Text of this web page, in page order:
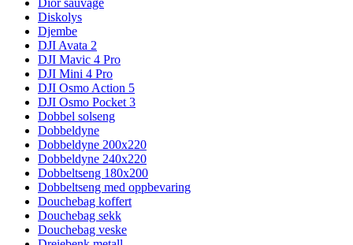
Dior sauvage
Diskolys
Djembe
DJI Avata 2
DJI Mavic 4 Pro
DJI Mini 4 Pro
DJI Osmo Action 5
DJI Osmo Pocket 3
Dobbel solseng
Dobbeldyne
Dobbeldyne 200x220
Dobbeldyne 240x220
Dobbeltseng 180x200
Dobbeltseng med oppbevaring
Douchebag koffert
Douchebag sekk
Douchebag veske